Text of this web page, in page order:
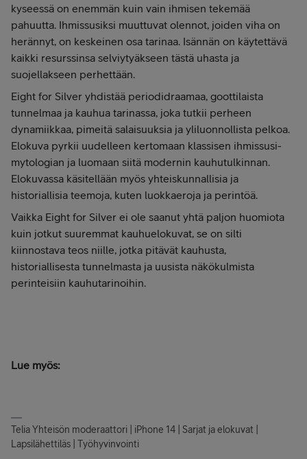
kyseessä on enemmän kuin vain ihmisen tekemää
pahuutta. Ihmissusiksi muuttuvat olennot, joiden viha on
herännyt, on keskeinen osa tarinaa. Isännän on käytettävä
kaikki resurssinsa selviytyäkseen tästä uhasta ja
suojellakseen perhettään.
Eight for Silver yhdistää periodidraamaa, goottilaista
tunnelmaa ja kauhua tarinassa, joka tutkii perheen
dynamiikkaa, pimeitä salaisuuksia ja yliluonnollista pelkoa.
Elokuva pyrkii uudelleen kertomaan klassisen ihmissusi-
mytologian ja luomaan siitä modernin kauhutulkinnan.
Elokuvassa käsitellään myös yhteiskunnallisia ja
historiallisia teemoja, kuten luokkaeroja ja perintöä.
Vaikka Eight for Silver ei ole saanut yhtä paljon huomiota
kuin jotkut suuremmat kauhuelokuvat, se on silti
kiinnostava teos niille, jotka pitävät kauhusta,
historiallisesta tunnelmasta ja uusista näkökulmista
perinteisiin kauhutarinoihin.
Lue myös:
Telia Yhteisön moderaattori | iPhone 14 | Sarjat ja elokuvat |
Lapsilähettiläs | Työhyvinvointi